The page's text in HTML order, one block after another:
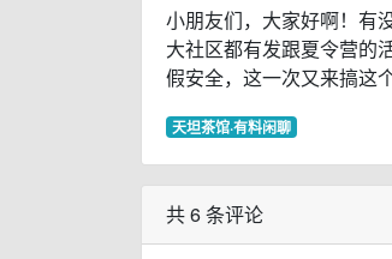
小朋友们，大家好啊！有
大社区都有发跟夏令营的
假安全，这一次又来搞这
天坦茶馆·有料闲聊
共 6 条评论